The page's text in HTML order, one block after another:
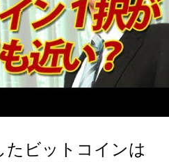
たビットコインは